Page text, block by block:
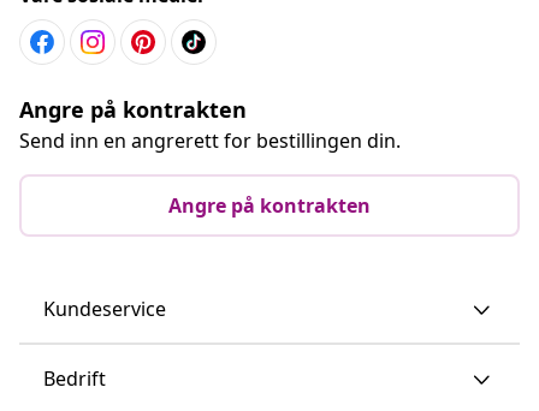
Angre på kontrakten
Send inn en angrerett for bestillingen din.
Angre på kontrakten
Kundeservice
Bedrift